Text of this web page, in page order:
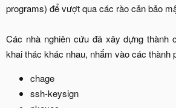
programs) để vượt qua các rào cản bảo
Các nhà nghiên cứu đã xây dựng thành
khai thác khác nhau, nhắm vào các thành
chage​
ssh-keysign​